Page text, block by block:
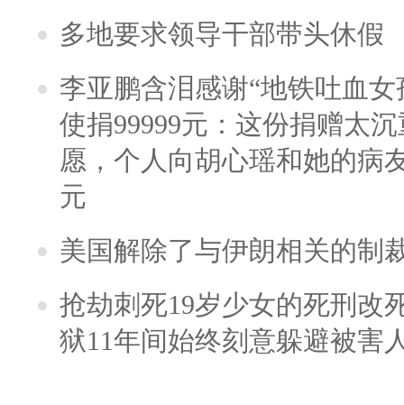
多地要求领导干部带头休假
李亚鹏含泪感谢“地铁吐血
使捐99999元：这份捐赠太
愿，个人向胡心瑶和她的病
元
美国解除了与伊朗相关的制
抢劫刺死19岁少女的死刑改
狱11年间始终刻意躲避被害